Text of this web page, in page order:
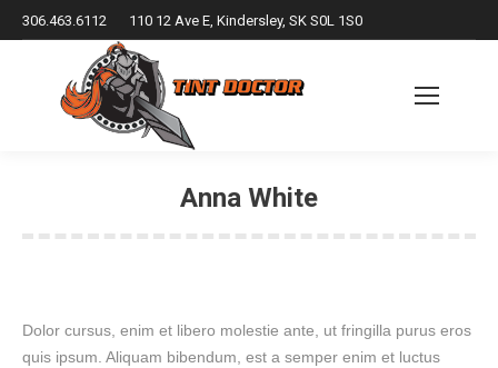
306.463.6112 110 12 Ave E, Kindersley, SK S0L 1S0
Anna White
Dolor cursus, enim et libero molestie ante, ut fringilla purus eros
quis ipsum. Aliquam bibendum, est a semper enim et luctus